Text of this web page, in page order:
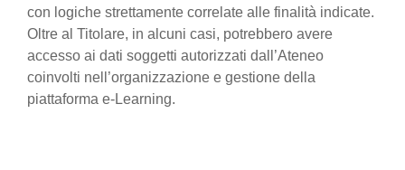
con logiche strettamente correlate alle finalità indicate.
Oltre al Titolare, in alcuni casi, potrebbero avere
accesso ai dati soggetti autorizzati dall’Ateneo
coinvolti nell’organizzazione e gestione della
piattaforma e-Learning.